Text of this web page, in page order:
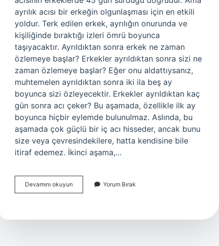
ayrılık acısı bir erkeğin olgunlaşması için en etkili
yoldur. Terk edilen erkek, ayrılığın onurunda ve
kişiliğinde bıraktığı izleri ömrü boyunca
taşıyacaktır. Ayrıldıktan sonra erkek ne zaman
özlemeye başlar? Erkekler ayrıldıktan sonra sizi ne
zaman özlemeye başlar? Eğer onu aldattıysanız,
muhtemelen ayrıldıktan sonra iki ila beş ay
boyunca sizi özleyecektir. Erkekler ayrıldıktan kaç
gün sonra acı çeker? Bu aşamada, özellikle ilk ay
boyunca hiçbir eylemde bulunulmaz. Aslında, bu
aşamada çok güçlü bir iç acı hisseder, ancak bunu
size veya çevresindekilere, hatta kendisine bile
itiraf edemez. İkinci aşama,…
Devamını okuyun Erkekler
Ayrılık
Çeker
Yorum Bırak